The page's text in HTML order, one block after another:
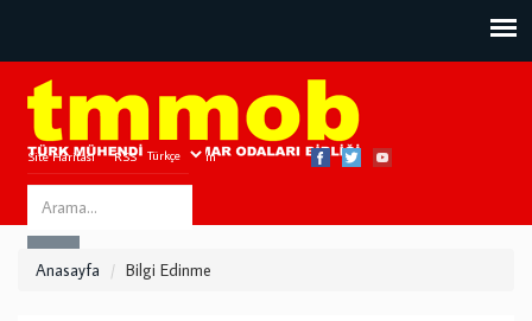
Site Haritası RSS Bize Ulaşın
Search
this
Anasayfa Bilgi Edinme